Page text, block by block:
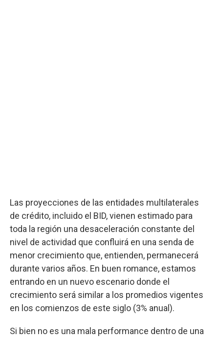
Las proyecciones de las entidades multilaterales
de crédito, incluido el BID, vienen estimado para
toda la región una desaceleración constante del
nivel de actividad que confluirá en una senda de
menor crecimiento que, entienden, permanecerá
durante varios años. En buen romance, estamos
entrando en un nuevo escenario donde el
crecimiento será similar a los promedios vigentes
en los comienzos de este siglo (3% anual).
Si bien no es una mala performance dentro de una